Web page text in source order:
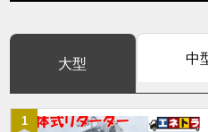
大型 中
1